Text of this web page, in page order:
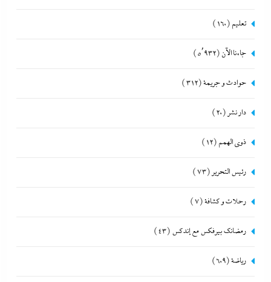
تعليم (160)
جاءنا الآن (5٬932)
حوادث و جريمة(312)
دار نشر (20)
ذوى الهمم (12)
رئيس التحرير (73)
رحلات و كشافة(7)
رمضانك بيرفكس مع إندكس (43)
رياضة(609)